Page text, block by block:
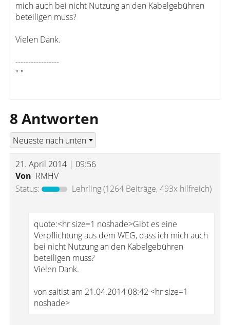
mich auch bei nicht Nutzung an den Kabelgebühren
beteiligen muss?
Vielen Dank.
-----------------
" "
8 Antworten
21. April 2014 | 09:56
Von RMHV
Status:
Lehrling(1264 Beiträge, 493x hilfreich)
quote:<hr size=1 noshade>Gibt es eine
Verpflichtung aus dem WEG, dass ich mich auch
bei nicht Nutzung an den Kabelgebühren
beteiligen muss?
Vielen Dank.
von saitist am 21.04.2014 08:42 <hr size=1
noshade>